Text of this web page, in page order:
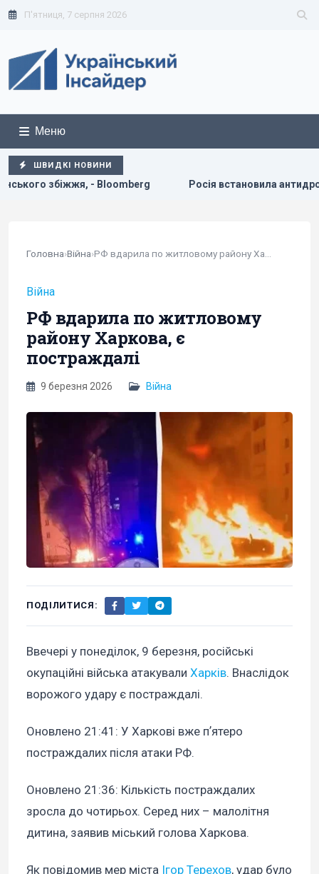
П'ятниця, 7 серпня 2026
Меню
ШВИДКІ НОВИНИ
Росія встановила антидронові сітки на своїх
Головна›Війна›
Війна
РФ вдарила по житловому
району Харкова, є
постраждалі
9 березня 2026 Війна
ПОДІЛИТИСЯ:
Ввечері у понеділок, 9 березня, російські
окупаційні війська атакували Харків. Внаслідок
ворожого удару є постраждалі.
Оновлено 21:41: У Харкові вже пʼятеро
постраждалих після атаки РФ.
Оновлено 21:36: Кількість постраждалих
зросла до чотирьох. Серед них – малолітня
дитина, заявив міський голова Харкова.
Як повідомив мер міста Ігор Терехов, удар було